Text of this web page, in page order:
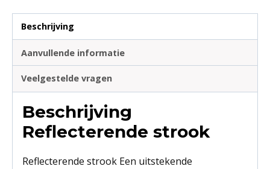
Beschrijving
Aanvullende informatie
Veelgestelde vragen
Beschrijving
Reflecterende strook
Reflecterende strook Een uitstekende